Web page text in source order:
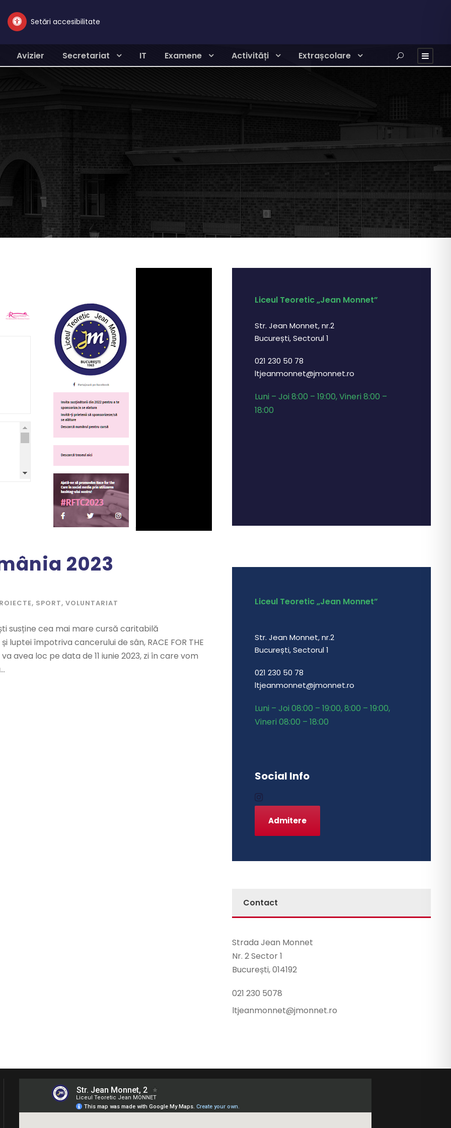
Setări accesibilitate
Avizier Secretariat IT Examene Activități Extrașcolare
2023
, SPORT, VOLUNTARIAT
susține cea mai mare cursă caritabilă
împotriva cancerului de sân, RACE FOR THE
avea loc pe data de 11 iunie 2023, zi în care vom
Liceul Teoretic „Jean Monnet”
Str. Jean Monnet, nr.2
București, Sectorul 1
021 230 50 78
ltjeanmonnet@jmonnet.ro
Luni – Joi 8:00 – 19:00, Vineri 8:00 –
18:00
Liceul Teoretic „Jean Monnet”
Str. Jean Monnet, nr.2
București, Sectorul 1
021 230 50 78
ltjeanmonnet@jmonnet.ro
Luni – Joi 08:00 – 19:00, 8:00 – 19:00,
Vineri 08:00 – 18:00
Social Info
Admitere
Contact
Strada Jean Monnet
Nr. 2 Sector 1
București, 014192
021 230 5078
ltjeanmonnet@jmonnet.ro